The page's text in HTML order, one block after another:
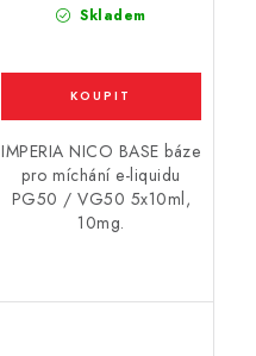
Skladem
IMPERIA NICO BASE báze
pro míchání e-liquidu
PG50 / VG50 5x10ml,
10mg.